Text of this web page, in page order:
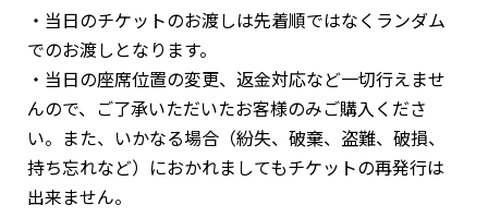
・当日のチケットのお渡しは先着順ではなくランダム
でのお渡しとなります。
・当日の座席位置の変更、返金対応など一切行えませ
んので、ご了承いただいたお客様のみご購入くださ
い。また、いかなる場合（紛失、破棄、盗難、破損、
持ち忘れなど）におかれましてもチケットの再発行は
出来ません。